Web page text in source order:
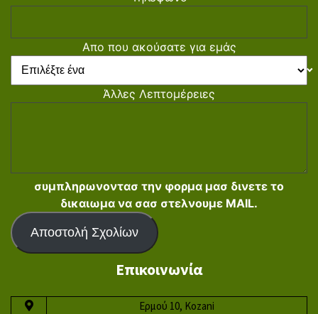
Απο που ακούσατε για εμάς
Άλλες Λεπτομέρειες
συμπληρωνοντασ την φορμα μασ δινετε το
δικαιωμα να σασ στελνουμε MAIL.
Αποστολή Σχολίων
Επικοινωνία
Ερμού 10, Kozani